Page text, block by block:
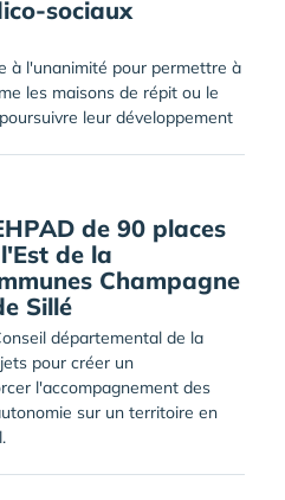
sociaux
à l'unanimité pour permettre à
les maisons de répit ou le
leur développement
de 90 places
de la
Champagne
Sillé
départemental de la
pour créer un
l'accompagnement des
sur un territoire en